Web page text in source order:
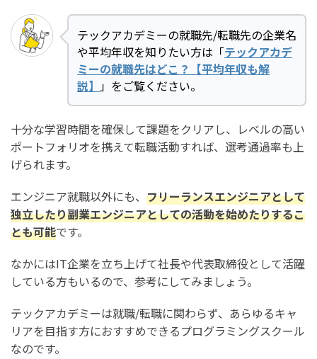
テックアカデミーの就職先/転職先の企業名
や平均年収を知りたい方は「テックアカデ
ミーの就職先はどこ？【平均年収も解
説】 」をご覧ください。
十分な学習時間を確保して課題をクリアし、レベルの高い
ポートフォリオを携えて転職活動すれば、選考通過率も上
げられます。
エンジニア就職以外にも、 フリーランスエンジニアとして
独立したり副業エンジニアとしての活動を始めたりするこ
とも可能です。
なかにはIT企業を立ち上げて社長や代表取締役として活躍
している方もいるので、参考にしてみましょう。
テックアカデミーは就職/転職に関わらず、あらゆるキャ
リアを目指す方におすすめできるプログラミングスクール
なのです。